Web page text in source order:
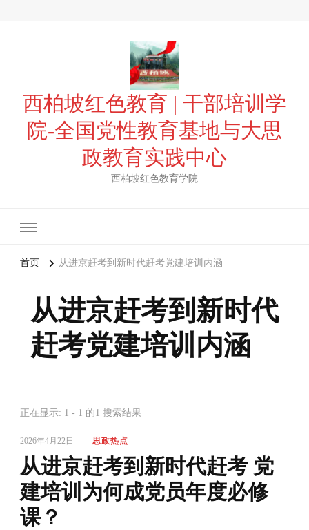
西柏坡红色教育 | 干部培训学
院-全国党性教育基地与大思
政教育实践中心
西柏坡红色教育学院
首页 从进京赶考到新时代赶考党建培训内涵
从进京赶考到新时代
赶考党建培训内涵
正在显示: 1 - 1 的1 搜索结果
2026年4月22日 思政热点
从进京赶考到新时代赶考 党
建培训为何成党员年度必修
课？